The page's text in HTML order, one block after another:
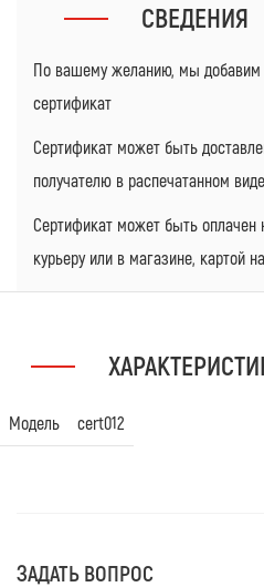
СВЕДЕНИЯ
По вашему желанию, мы добавим
сертификат
Сертификат может быть
получателю в распечатанном виде
Сертификат может быть оплачен
курьеру или в магазине, картой
Модель cert012
ЗАДАТЬ ВОПРОС